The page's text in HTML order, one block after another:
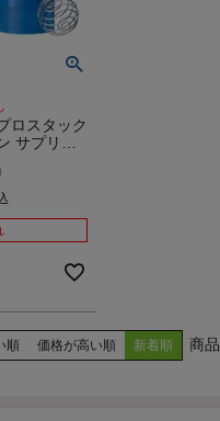
見る
ロスタック
サプリメ
ニング ド
ズボトル
）
順 価格が高い順 新着順